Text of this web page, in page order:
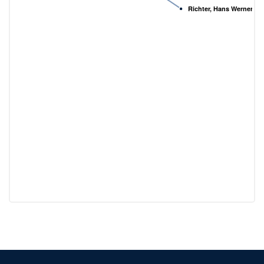
Richter, Hans Werner